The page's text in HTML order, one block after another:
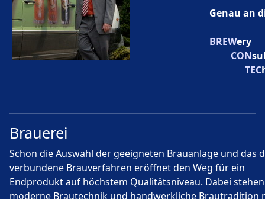
Genau an
BREWery
CON
TEC
Brauerei
Schon die Auswahl der geeigneten Brauanlage und das
verbundene Brauverfahren eröffnet den Weg für ein
Endprodukt auf höchstem Qualitätsniveau. Dabei stehen
moderne Brautechnik und handwerkliche Brautradition